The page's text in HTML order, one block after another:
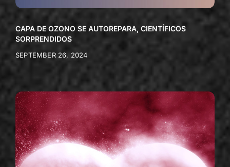
CAPA DE OZONO SE AUTOREPARA, CIENTÍFICOS
SORPRENDIDOS
SEPTEMBER 26, 2024